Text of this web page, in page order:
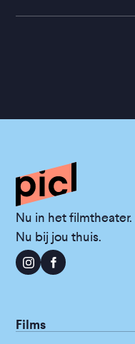
Nu in het filmtheater.
Nu bij jou thuis.
Films